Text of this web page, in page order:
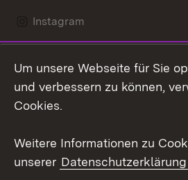
Instagram
Mastodon
Youtube
Kontakt
Um unsere Webseite für Sie
und verbessern zu können,
Cookies.
Weitere Informationen zu
unserer Datenschutzerklärung